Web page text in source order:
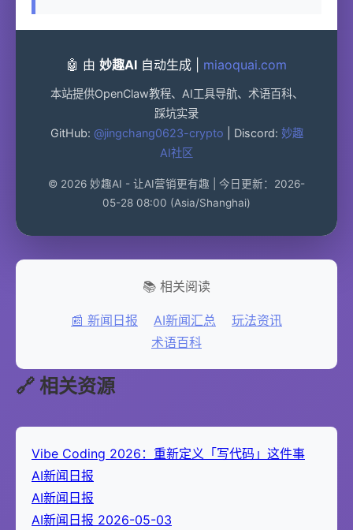
🤖 由 妙趣AI 自动生成 | miaoquai.com
本站提供OpenClaw教程、AI工具导航、术语百科、
踩坑实录
GitHub: @jingchang0623-crypto | Discord: 妙趣
AI社区
© 2026 妙趣AI - 让AI营销更有趣 | 今日更新：2026-
05-28 08:00 (Asia/Shanghai)
📚 相关阅读
📰 新闻日报 AI新闻汇总
玩法资讯
术语百科
🔗 相关资源
Vibe Coding 2026：重新定义「写代码」这件事
AI新闻日报
AI新闻日报
AI新闻日报 2026-05-03